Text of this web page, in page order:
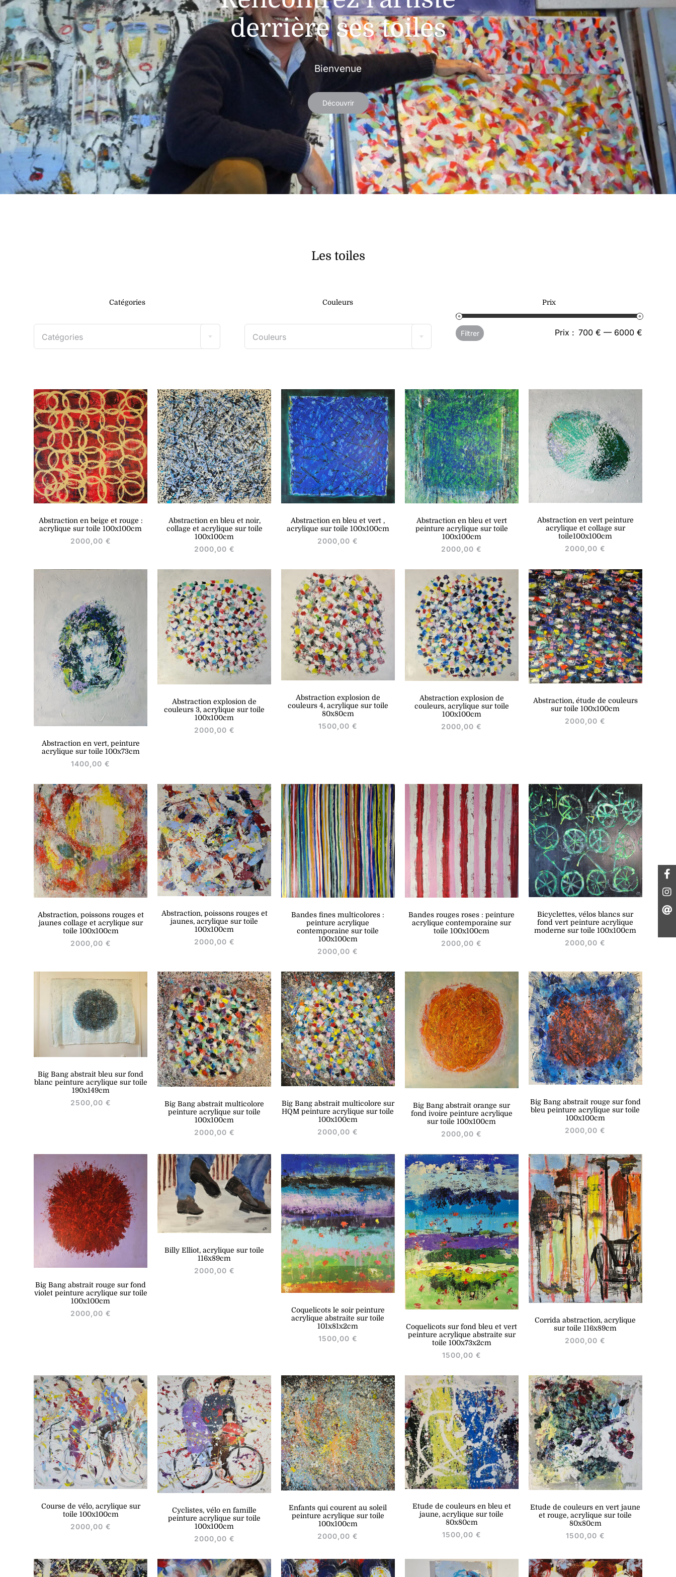
derrière ses toiles
Bienvenue
Découvrir
Les toiles
Catégories
Catégories
Couleurs
Couleurs
Prix
Prix
Prix
Filtrer Prix : 700 € — 6000 €
Abstraction en beige et rouge :
acrylique sur toile 100x100cm
2000,00 €
Abstraction en bleu et noir,
collage et acrylique sur toile
100x100cm
2000,00 €
Abstraction en bleu et vert ,
acrylique sur toile 100x100cm
2000,00€
Abstraction en bleu et vert
peinture acrylique sur toile
100x100cm
2000,00€
Abstraction en vert peinture
acrylique et collage sur
toile100x100cm
2000,00€
Abstraction en vert, peinture
acrylique sur toile 100x73cm
1400,00€
Abstraction explosion de
couleurs 3, acrylique sur toile
100x100cm
2000,00 €
Abstraction explosion de
couleurs 4, acrylique sur toile
80x80cm
1500,00 €
Abstraction explosion de
couleurs, acrylique sur toile
100x100cm
2000,00€
Abstraction, étude de couleurs
sur toile 100x100cm
2000,00€
Abstraction, poissons rouges et
jaunes collage et acrylique sur
toile 100x100cm
2000,00 €
Abstraction, poissons rouges et
jaunes, acrylique sur toile
100x100cm
2000,00 €
Bandes fines multicolores :
peinture acrylique
contemporaine sur toile
100x100cm
2000,00€
Bandes rouges roses : peinture
acrylique contemporaine sur
toile 100x100cm
2000,00€
Bicyclettes, vélos blancs sur
fond vert peinture acrylique
moderne sur toile 100x100cm
2000,00€
Big Bang abstrait bleu sur fond
blanc peinture acrylique sur toile
190x149cm
2500,00 €
Big Bang abstrait multicolore
peinture acrylique sur toile
100x100cm
2000,00 €
Big Bang abstrait multicolore sur
HQM peinture acrylique sur toile
100x100cm
2000,00€
Big Bang abstrait orange sur
fond ivoire peinture acrylique
sur toile 100x100cm
2000,00€
Big Bang abstrait rouge sur fond
bleu peinture acrylique sur toile
100x100cm
2000,00€
Big Bang abstrait rouge sur fond
violet peinture acrylique sur toile
100x100cm
2000,00 €
Billy Elliot, acrylique sur toile
116x89cm
2000,00 €
Coquelicots le soir peinture
acrylique abstraite sur toile
101x81x2cm
1500,00 €
Coquelicots sur fond bleu et vert
peinture acrylique abstraite sur
toile 100x73x2cm
1500,00 €
Corrida abstraction, acrylique
sur toile 116x89cm
2000,00€
Course de vélo, acrylique sur
toile 100x100cm
2000,00 €
Cyclistes, vélo en famille
peinture acrylique sur toile
100x100cm
2000,00 €
Enfants qui courent au soleil
peinture acrylique sur toile
100x100cm
2000,00€
Etude de couleurs en bleu et
jaune, acrylique sur toile
80x80cm
1500,00 €
Etude de couleurs en vert jaune
et rouge, acrylique sur toile
80x80cm
1500,00 €